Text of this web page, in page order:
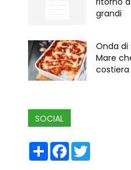
grandi
Onda di
Mare
costiera
SOCIAL
ShareFacebook